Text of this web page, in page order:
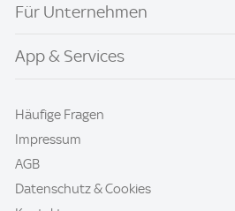
Für Unternehmen
App & Services
Häufige Fragen
Impressum
AGB
Datenschutz & Cookies